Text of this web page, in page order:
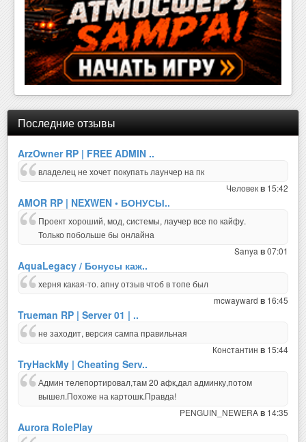
Последние отзывы
ArzOwner RP | FREE ADMIN ..
владелец не хочет покупать лаунчер на пк
Человекв 15:42
AMOR RP | NEXWEN • БОНУСЫ..
Проект хороший, мод, системы, лаучер все по кайфу.
Только побольше бы онлайна
Sanya в07:01
AquaLegacy / Бонусы каж..
херня какая-то. апну отзыв чтоб в топе был
mcwayward в 16:45
Trueman RP | Server 01 | ..
не заходит, версия сампа правильная
Константин в 15:44
TryHackMy | Cheating Serv..
Админ телепортировал,там 20 афк,дал админку,потом
вышел.Похоже на картошк.Правда!
PENGUIN_NEWERAв 14:35
Aurora RolePlay